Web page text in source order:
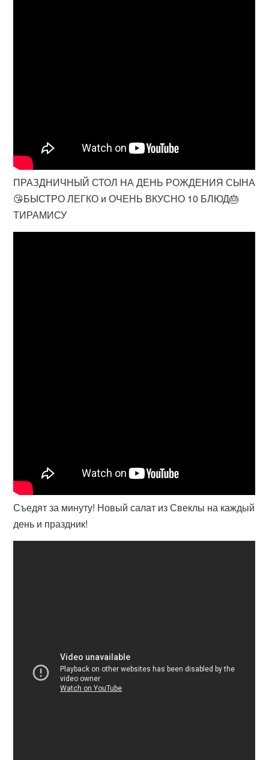
ПРАЗДНИЧНЫЙ СТОЛ НА ДЕНЬ РОЖДЕНИЯ СЫНА
😘БЫСТРО ЛЕГКО и ОЧЕНЬ ВКУСНО 10 БЛЮД🎂
ТИРАМИСУ
Съедят за минуту! Новый салат из Свеклы на каждый
день и праздник!